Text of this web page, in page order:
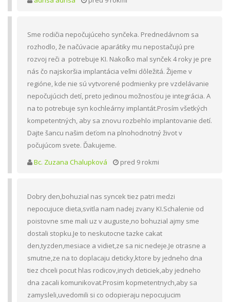
Sme rodičia nepočujúceho synčeka. Prednedávnom sa
rozhodlo, že načúvacie aparátiky mu nepostačujú pre
rozvoj reči a potrebuje KI. Nakoľko mal synček 4 roky je pre
nás čo najskoršia implantácia veľmi dôležitá. Žijeme v
regióne, kde nie sú vytvorené podmienky pre vzdelávanie
nepočujúcich detí, preto jedinou možnosťou je integrácia. A
na to potrebuje syn kochleárny implantát.Prosím všetkých
kompetentných, aby sa znovu rozbehlo implantovanie detí.
Dajte šancu našim deťom na plnohodnotný život v
počujúcom svete. Ďakujeme.
Bc. Zuzana Chalupková
pred 9 rokmi
Dobry den,bohuzial nas syncek tiez patri medzi
nepocujuce dieta,svitla nam nadej zvany KI.Schalenie od
poistovne sme mali uz v auguste,no bohuzial ajmy sme
dostali stopku.Je to neskutocne tazke cakat
den,tyzden,mesiace a vidiet,ze sa nic nedeje.Je otrasne a
smutne,ze na to doplacaju deticky,ktore by jedneho dna
tiez chceli pocut hlas rodicov,inych deticiek,aby jedneho
dna zacali komunikovat.Prosim kopmetentnych,aby sa
zamysleli,uvedomili si co odopieraju nepocujucim